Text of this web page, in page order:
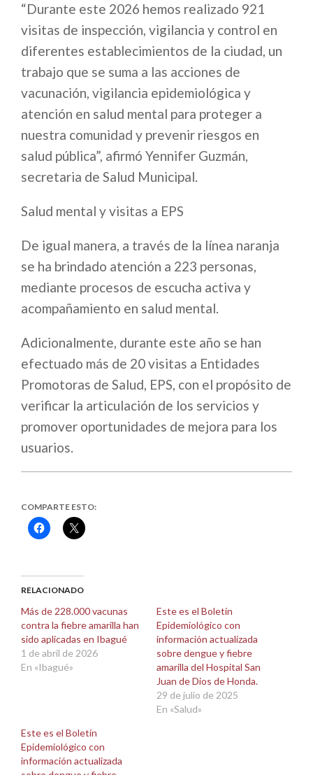
“Durante este 2026 hemos realizado 921
visitas de inspección, vigilancia y control en
diferentes establecimientos de la ciudad, un
trabajo que se suma a las acciones de
vacunación, vigilancia epidemiológica y
atención en salud mental para proteger a
nuestra comunidad y prevenir riesgos en
salud pública”, afirmó Yennifer Guzmán,
secretaria de Salud Municipal.
Salud mental y visitas a EPS
De igual manera, a través de la línea naranja
se ha brindado atención a 223 personas,
mediante procesos de escucha activa y
acompañamiento en salud mental.
Adicionalmente, durante este año se han
efectuado más de 20 visitas a Entidades
Promotoras de Salud, EPS, con el propósito de
verificar la articulación de los servicios y
promover oportunidades de mejora para los
usuarios.
COMPARTE ESTO:
Haz
clic
(Se
abre
una
ventana
nueva)
Haz
clic
(Se
abre
una
ventana
nueva)
RELACIONADO
Más de 228.000 vacunas
contra la fiebre amarilla han
sido aplicadas en Ibagué
1 de abril de 2026
En «Ibagué»
Este es el Boletín
Epidemiológico con
información actualizada
sobre dengue y fiebre
amarilla del Hospital San
Juan de Dios de Honda.
29 de julio de 2025
En «Salud»
Este es el Boletín
Epidemiológico con
información actualizada